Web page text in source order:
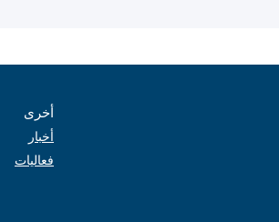
أخرى
أخبار
فعاليات